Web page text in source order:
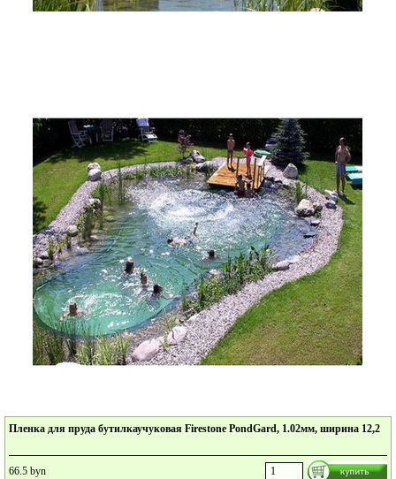
Пленка для пруда бутилкаучуковая Firestone PondGard, 1.02мм, ширина 12,2
66.5 byn